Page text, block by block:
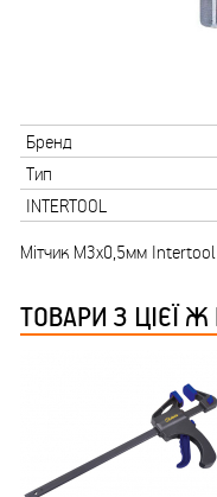
ТМ FARGLASS
Бренд
Тип
INTERTOOL
Мітчик М3х0,5мм Intertool
ТОВАРИ З ЦІЄЇ Ж